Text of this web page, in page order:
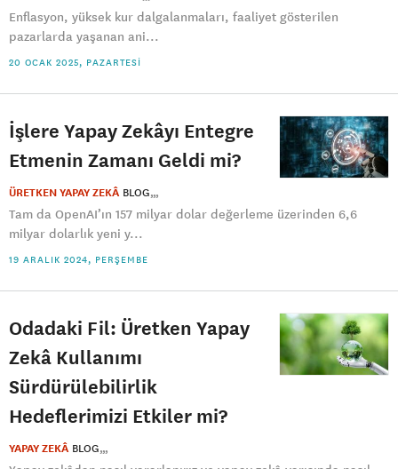
Enflasyon, yüksek kur dalgalanmaları, faaliyet gösterilen
pazarlarda yaşanan ani...
20 OCAK 2025, PAZARTESI
İşlere Yapay Zekâyı Entegre
Etmenin Zamanı Geldi mi?
ÜRETKEN YAPAY ZEKÂ BLOG
Tam da OpenAI’ın 157 milyar dolar değerleme üzerinden 6,6
milyar dolarlık yeni y...
19 ARALIK 2024, PERŞEMBE
Odadaki Fil: Üretken Yapay
Zekâ Kullanımı
Sürdürülebilirlik
Hedeflerimizi Etkiler mi?
YAPAY ZEKÂ BLOG